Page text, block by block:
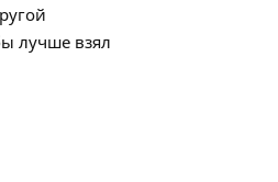
лучше взял